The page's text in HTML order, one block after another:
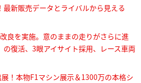
新販売データとライバルから見える
良を実施。意のままの走りがさらに進
復活、3眼アイサイト採用、レース車両
！本物F1マシン展示＆1300万の本格シ